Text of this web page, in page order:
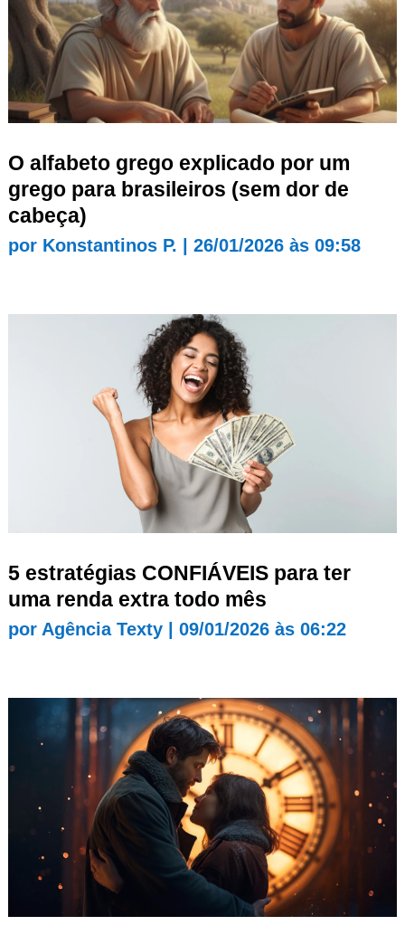
O alfabeto grego explicado por um
grego para brasileiros (sem dor de
cabeça)
por Konstantinos P. 26/01/2026 às 09:58
5 estratégias CONFIÁVEIS para ter
uma renda extra todo mês
por Agência Texty| 09/01/2026 às 06:22